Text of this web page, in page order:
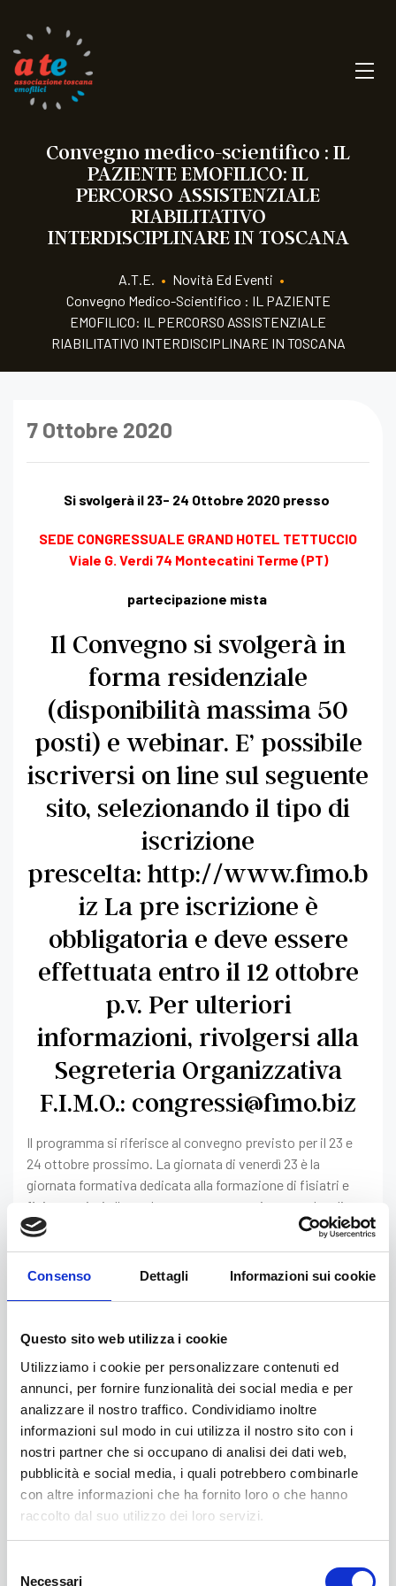
Consenso Dettagli Informazioni sui cookie
Questo sito web utilizza i cookie
Utilizziamo i cookie per personalizzare contenuti ed
annunci, per fornire funzionalità dei social media e per
analizzare il nostro traffico. Condividiamo inoltre
informazioni sul modo in cui utilizza il nostro sito con i
nostri partner che si occupano di analisi dei dati web,
pubblicità e social media, i quali potrebbero combinarle
con altre informazioni che ha fornito loro o che hanno
raccolto dal suo utilizzo dei loro servizi.
Necessari
Convegno medico-scientifico : IL
PAZIENTE EMOFILICO: IL
PERCORSO ASSISTENZIALE
RIABILITATIVO
INTERDISCIPLINARE IN TOSCANA
A.T.E. • Novità Ed Eventi •
Convegno Medico-Scientifico : IL PAZIENTE
EMOFILICO: IL PERCORSO ASSISTENZIALE
RIABILITATIVO INTERDISCIPLINARE IN TOSCANA
7 Ottobre 2020
Si svolgerà il 23- 24 Ottobre 2020 presso
SEDE CONGRESSUALE GRAND HOTEL TETTUCCIO
Viale G. Verdi 74 Montecatini Terme (PT)
partecipazione mista
Il Convegno si svolgerà in
forma residenziale
(disponibilità massima 50
posti) e webinar. E’ possibile
iscriversi on line sul seguente
sito, selezionando il tipo di
iscrizione
prescelta: http://www.fimo.b
iz La pre iscrizione è
obbligatoria e deve essere
effettuata entro il 12 ottobre
p.v. Per ulteriori
informazioni, rivolgersi alla
Segreteria Organizzativa
F.I.M.O.: congressi@fimo.biz
Il programma si riferisce al convegno previsto per il 23 e
24 ottobre prossimo. La giornata di venerdì 23 è la
giornata formativa dedicata alla formazione di fisiatri e
fisioterapisti alla quale potranno partecipare anche gli
emofilici attraverso webinar . La giornata di sabato 24
ottobre sarà dedicata a chi vorrà fare esercizi in piscina o
palestra , causa covid il numero dovrà essere
qualora fossi interessato potrai partecipare alla giornata
del 23 ottobre via webinar comunicando il tuo indirizzo
email ad info@ateodv.orgentro il 15 ottobre . Riceverai
l’invito per partecipare via webinar seguendo un link che ti
verrà inviato alla casella mail comunicata, la
partecipazione è gratuita . La giornata del 24 ottobre sarà
dedicata a chi vorrà fare esercizi in piscina o palestra , per
le ragioni legate alla emergenza Covid il numero dei
partecipanti dovrà essere contingentato ed è previsto un
massimo di 6-8 presenti , pertanto chi vorrà partecipare
alla sessione di esercizio prevista per la mattina del 24